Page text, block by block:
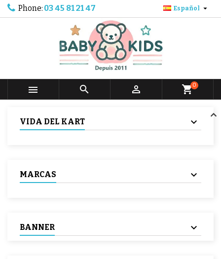
Phone: 03 45 81 21 47 Español 
   shopping_cart0
VIDA DEL KART
MARCAS
BANNER